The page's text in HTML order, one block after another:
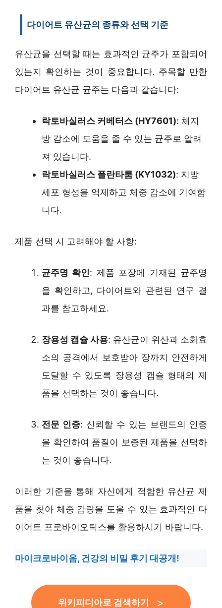
다이어트 유산균의 종류와 선택 기준
유산균을 선택할 때는 효과적인 균주가 포함되어
있는지 확인하는 것이 중요합니다. 주목할 만한
다이어트 유산균 균주는 다음과 같습니다:
락토바실러스 커베터스 (HY7601): 체지
방 감소에 도움을 줄 수 있는 균주로 알려
져 있습니다.
락토바실러스 플란타룸 (KY1032): 지방
세포 형성을 억제하고 체중 감소에 기여합
니다.
제품 선택 시 고려해야 할 사항:
균주명 확인: 제품 포장에 기재된 균주명
을 확인하고, 다이어트와 관련된 연구 결
과를 참고하세요.
장용성 캡슐 사용: 유산균이 위산과 소화효
소의 공격에서 보호받아 장까지 안전하게
도달할 수 있도록 장용성 캡슐 형태의 제
품을 선택하는 것이 좋습니다.
전문 인증: 신뢰할 수 있는 브랜드의 인증
을 확인하여 품질이 보증된 제품을 선택하
는 것이 좋습니다.
이러한 기준을 통해 자신에게 적합한 유산균 제
품을 찾아 체중 감량을 도울 수 있는 효과적인 다
이어트 프로바이오틱스를 활용하시기 바랍니다.
마이크로바이옴, 건강의 비밀 후기 대공개!
위키피디아로 검색하기